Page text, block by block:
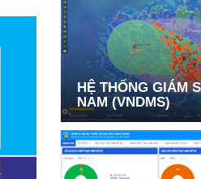
HỆ THỐNG GIÁM
NAM (VNDMS)